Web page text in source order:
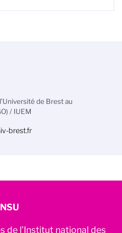
de Brest au
/ IUEM
brest.fr
de l’Institut national des